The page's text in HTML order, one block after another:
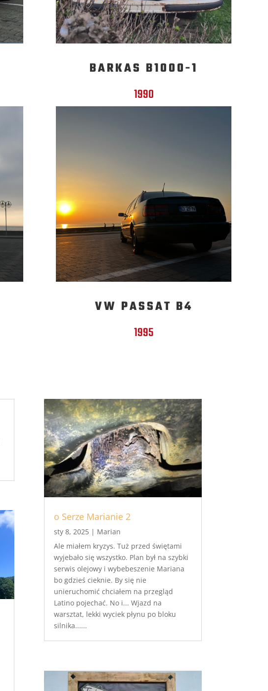
BARKAS B1000-1
1990
VW PASSAT B4
1995
o Serze Marianie 2
sty 8, 2025| Marian
Ale miałem kryzys. Tuż przed świętami
wyjebało się wszystko. Plan był na szybki
serwis olejowy i wybebeszenie Mariana
bo gdzieś cieknie. By się nie
unieruchomić chciałem na przegląd
Latino pojechać. No i... Wjazd na
warsztat, lekki wyciek płynu po bloku
silnika......